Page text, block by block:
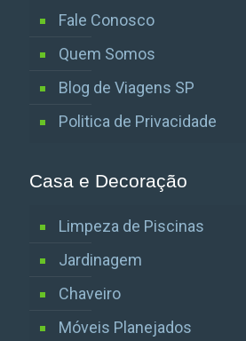
Fale Conosco
Quem Somos
Blog de Viagens SP
Politica de Privacidade
Casa e Decoração
Limpeza de Piscinas
Jardinagem
Chaveiro
Móveis Planejados